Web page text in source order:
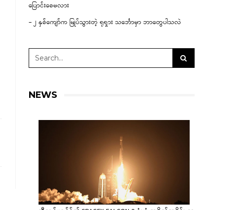
ပြောင်းစေမလား
– ၂ နှစ်ကျော်က မြုပ်သွားတဲ့ ရုရှား သင်္ဘောမှာ ဘာတွေပါသလဲ
NEWS